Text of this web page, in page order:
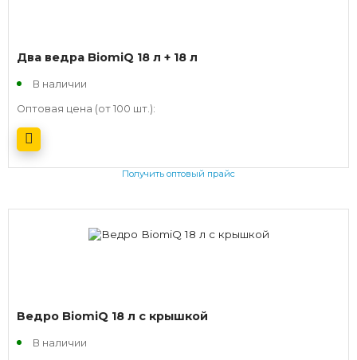
Два ведра BiomiQ 18 л + 18 л
В наличии
Оптовая цена (от 100 шт.):
Получить оптовый прайс
Ведро BiomiQ 18 л с крышкой
В наличии